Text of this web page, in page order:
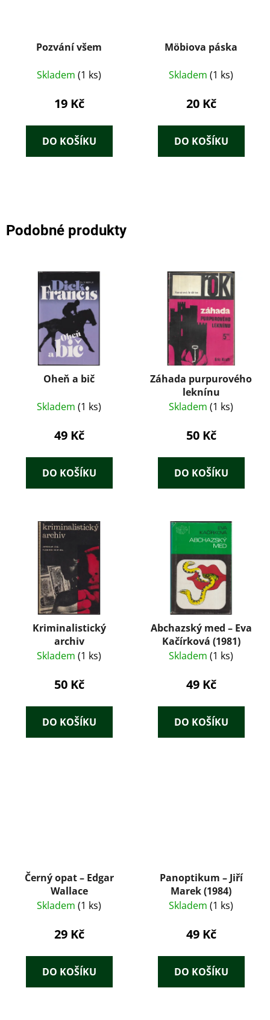
Pozvání všem
Skladem (1 ks)
19 Kč
DO KOŠÍKU
Möbiova páska
Skladem (1 ks)
20 Kč
DO KOŠÍKU
Podobné produkty
Oheň a bič
Skladem (1 ks)
49 Kč
DO KOŠÍKU
Záhada purpurového
leknínu
Skladem (1 ks)
50 Kč
DO KOŠÍKU
Kriminalistický
archiv
Skladem (1 ks)
50 Kč
DO KOŠÍKU
Abchazský med – Eva
Kačírková (1981)
Skladem (1 ks)
49 Kč
DO KOŠÍKU
Černý opat – Edgar
Wallace
Skladem (1 ks)
29 Kč
DO KOŠÍKU
Panoptikum – Jiří
Marek (1984)
Skladem (1 ks)
49 Kč
DO KOŠÍKU